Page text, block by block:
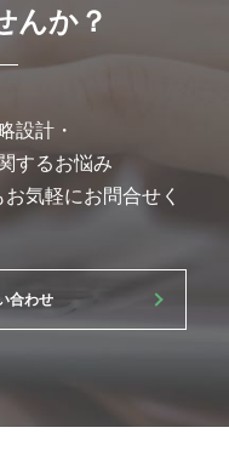
んか？
設計・
するお悩み
気軽にお問合せく
合わせ